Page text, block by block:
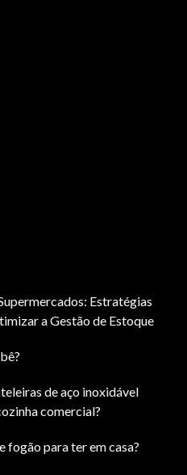
Estratégias
a Gestão de Estoque
de aço inoxidável
comercial?
fogão para ter em casa?